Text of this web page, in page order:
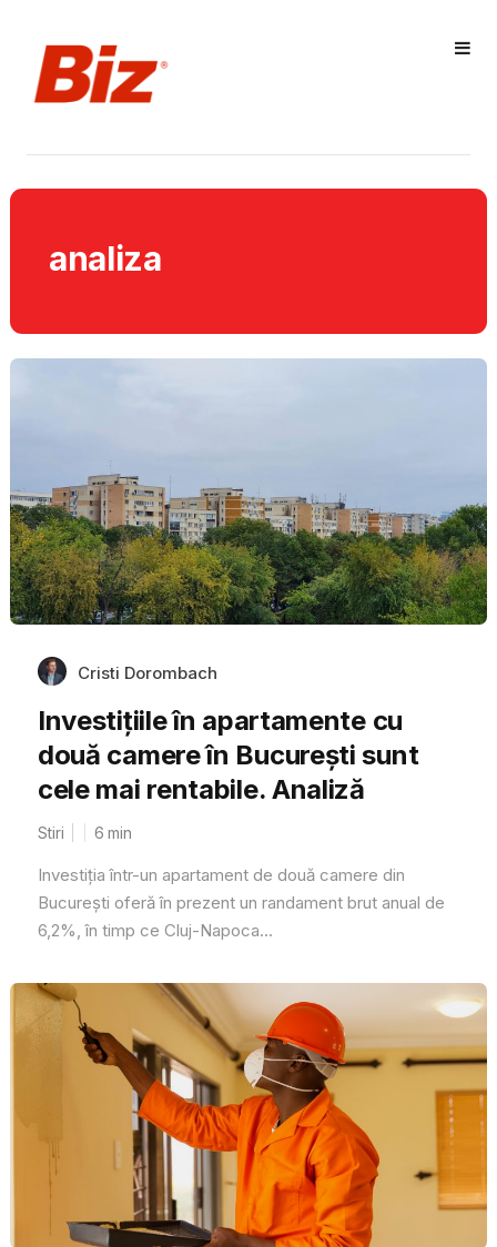
analiza
Cristi Dorombach
Investițiile în apartamente cu
două camere în București sunt
cele mai rentabile. Analiză
Stiri 6 min
Investiția într-un apartament de două camere din
București oferă în prezent un randament brut anual de
6,2%, în timp ce Cluj-Napoca...